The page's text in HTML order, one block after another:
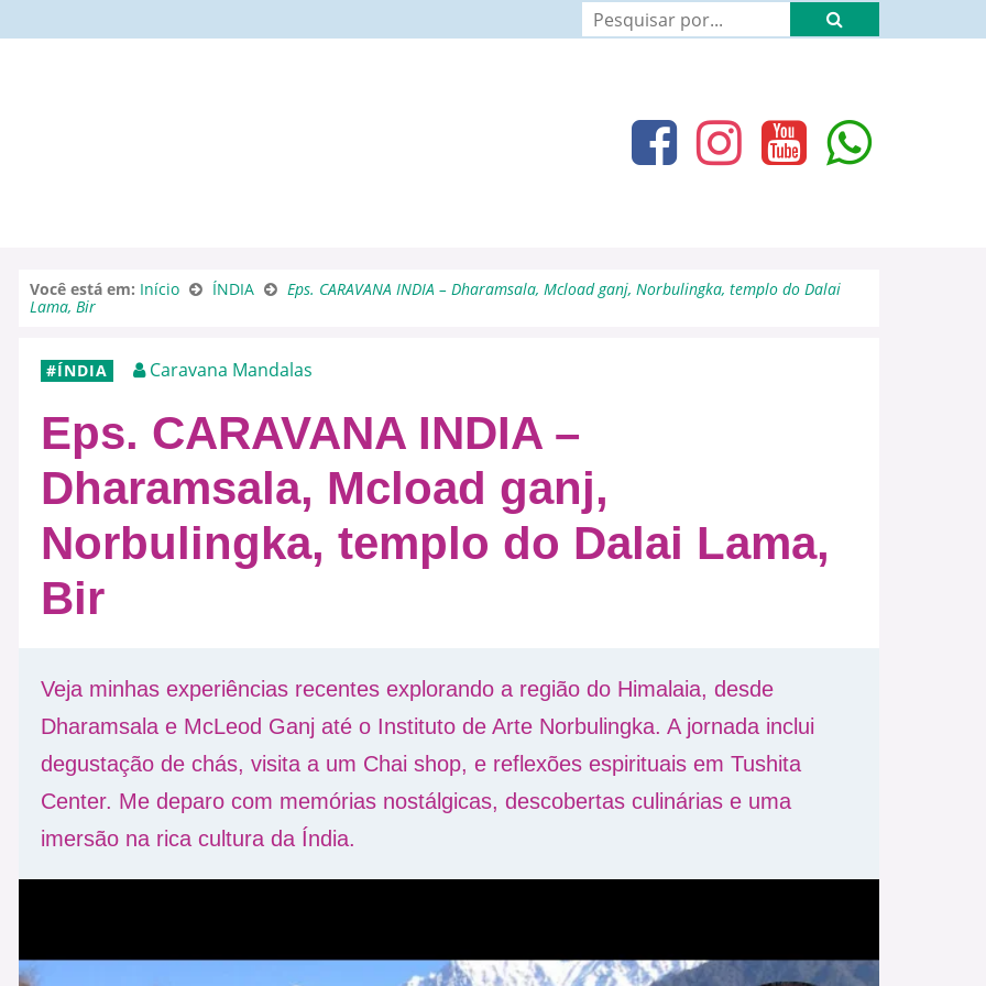
Você está em: Início ÍNDIA
Eps. CARAVANA INDIA – Dharamsala, Mcload ganj, Norbulingka, templo do Dalai
Lama, Bir
ÍNDIA Caravana Mandalas
Eps. CARAVANA INDIA –
Dharamsala, Mcload ganj,
Norbulingka, templo do Dalai Lama,
Bir
Veja minhas experiências recentes explorando a região do Himalaia, desde
Dharamsala e McLeod Ganj até o Instituto de Arte Norbulingka. A jornada inclui
degustação de chás, visita a um Chai shop, e reflexões espirituais em Tushita
Center. Me deparo com memórias nostálgicas, descobertas culinárias e uma
imersão na rica cultura da Índia.